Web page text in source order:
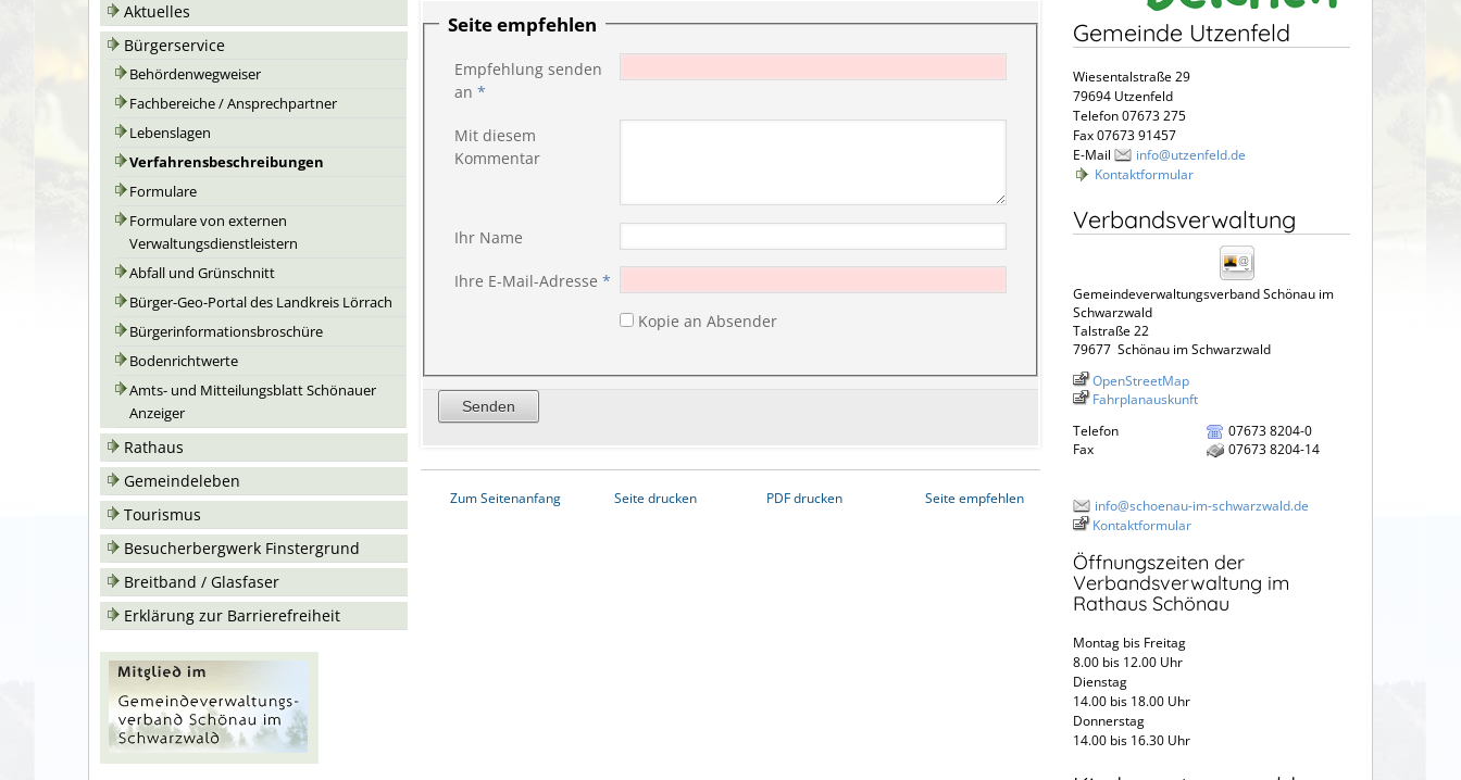
Aktuelles
Bürgerservice
Behördenwegweiser
Fachbereiche / Ansprechpartner
Lebenslagen
Verfahrensbeschreibungen
Formulare
Formulare von externen
Verwaltungsdienstleistern
Abfall und Grünschnitt
Bürger-Geo-Portal des Landkreis Lörrach
Bürgerinformationsbroschüre
Bodenrichtwerte
Amts- und Mitteilungsblatt Schönauer
Anzeiger
Rathaus
Gemeindeleben
Tourismus
Besucherbergwerk Finstergrund
Breitband / Glasfaser
Erklärung zur Barrierefreiheit
Seite empfehlen
Empfehlung senden
an *
Mit diesem
Kommentar
Ihr Name
Ihre E-Mail-Adresse *
Kopie an Absender
Zum Seitenanfang Seite drucken PDF drucken Seite empfehlen
Gemeinde Utzenfeld
Wiesentalstraße 29
79694 Utzenfeld
Telefon 07673 275
Fax 07673 91457
E-Mail
info@utzenfeld.de
Kontaktformular
Verbandsverwaltung
Gemeindeverwaltungsverband Schönau im
Schwarzwald
Talstraße 22
79677 Schönau im Schwarzwald
OpenStreetMap
Fahrplanauskunft
Telefon
07673 8204-0
Fax
07673 8204-14
info@schoenau-im-schwarzwald.de
Kontaktformular
Öffnungszeiten der
Verbandsverwaltung im
Rathaus Schönau
Montag bis Freitag
8.00 bis 12.00 Uhr
Dienstag
14.00 bis 18.00 Uhr
Donnerstag
14.00 bis 16.30 Uhr